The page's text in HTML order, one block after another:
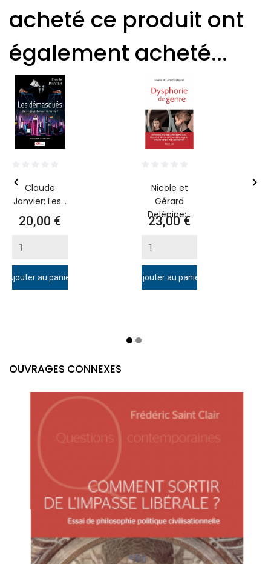
acheté ce produit ont
également acheté...
Claude
Janvier: Les...
Prix
20,00 €
Ajouter au panier
Nicole et
Gérard
Delépine:...
Prix
23,00 €
Ajouter au panier
 
OUVRAGES CONNEXES